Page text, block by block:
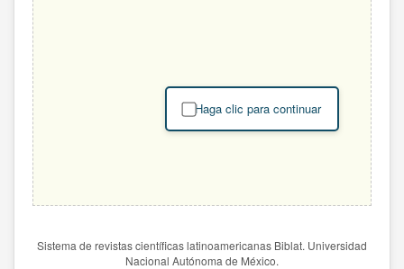
Haga clic para continuar
Sistema de revistas científicas latinoamericanas Biblat. Universidad
Nacional Autónoma de México.